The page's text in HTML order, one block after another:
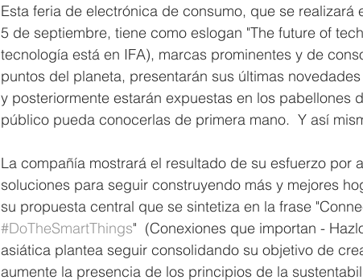
Esta feria de electrónica de consumo, que se realizará
5 de septiembre, tiene como eslogan "The future of
tecnología está en IFA), marcas prominentes y de
puntos del planeta, presentarán sus últimas
y posteriormente estarán expuestas en los pabellones
público pueda conocerlas de primera mano.  Y así
La compañía mostrará el resultado de su esfuerzo por
soluciones para seguir construyendo más y mejores
su propuesta central que se sintetiza en la frase
#DoTheSmartThings"  (Conexiones que importan -
asiática plantea seguir consolidando su objetivo de
aumente la presencia de los principios de la